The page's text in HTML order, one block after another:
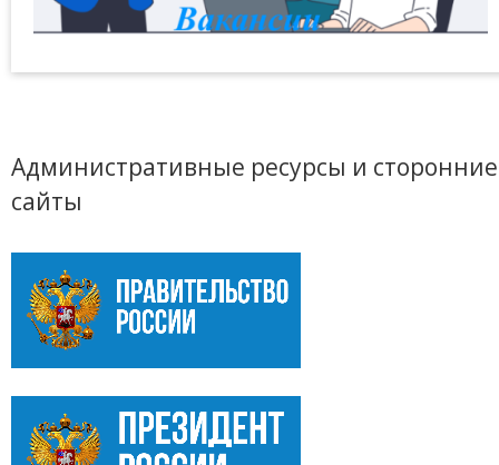
Административные ресурсы и сторонние
сайты